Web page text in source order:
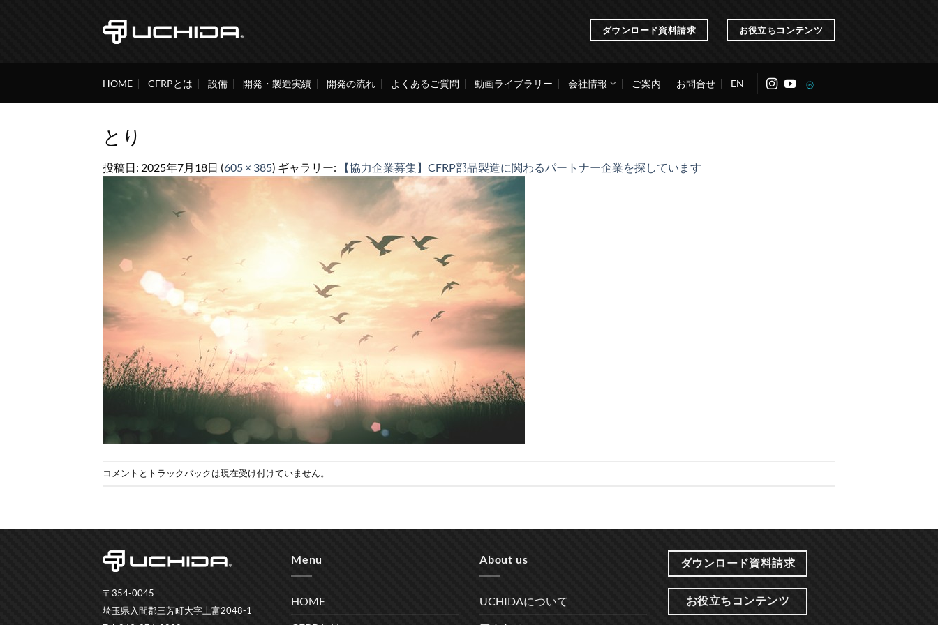
ダウンロード資料請求 お役立ちコンテンツ
HOME CFRPとは 設備 開発・製造実績 開発の流れ よくあるご質問 動画ライブラリー 会社情報 ご案内 お問合せ EN
とり
投稿日: 2025年7月18日 (605 × 385) ギャラリー: 【協力企業募集】CFRP部品製造に関わるパートナー企業を探しています
コメントとトラックバックは現在受け付けていません。
〒354-0045
埼玉県入間郡三芳町大字上富2048-1
Menu
HOME
About us
UCHIDAについて
ダウンロード資料請求
お役立ちコンテンツ